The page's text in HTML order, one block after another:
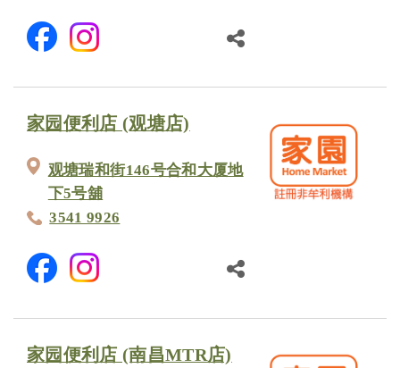
家园便利店 (观塘店)
观塘瑞和街146号合和大厦地
下5号舖
3541 9926
家园便利店 (南昌MTR店)